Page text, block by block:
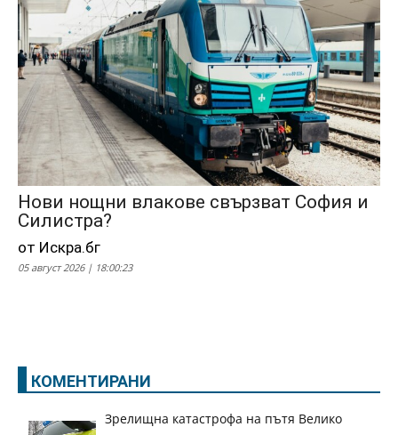
Нови нощни влакове свързват София и
Силистра?
от Искра.бг
05 август 2026 | 18:00:23
КОМЕНТИРАНИ
Зрелищна катастрофа на пътя Велико